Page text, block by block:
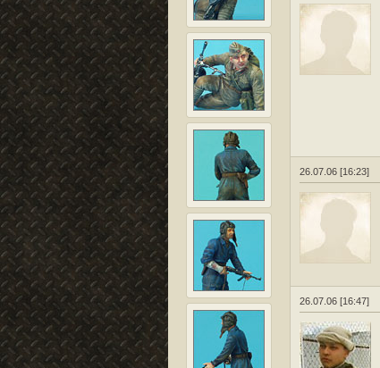
26.07.06 [16:23]
26.07.06 [16:47]